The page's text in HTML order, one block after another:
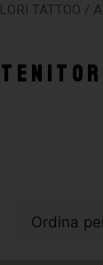
TATTOO /